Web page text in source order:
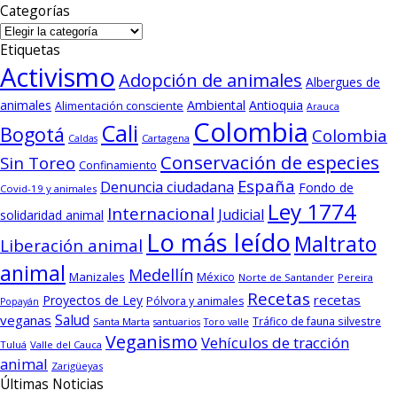
Categorías
Categorías
Etiquetas
ActivismoAdopción de animales Albergues de
animales Alimentación consciente Ambiental Antioquia Arauca
Bogotá Caldas Cali Cartagena Colombia Colombia
Sin Toreo Confinamiento Conservación de especies
Covid-19 y animales Denuncia ciudadana España Fondo de
solidaridad animal Internacional Judicial Ley 1774
Liberación animal Lo más leído Maltrato
animal Manizales Medellín México Norte de Santander Pereira
Popayán Proyectos de Ley Pólvora y animales Recetas recetas
veganas Salud Santa Marta santuarios Toro valle Tráfico de fauna silvestre
Tuluá Valle del Cauca Veganismo Vehículos de tracción
animal Zarigüeyas
Últimas Noticias